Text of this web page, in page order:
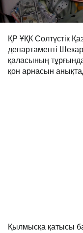
ҚР ҰҚК Солтүстік
департаменті
қаласының
қон арнасын
Қылмысқа қатысы